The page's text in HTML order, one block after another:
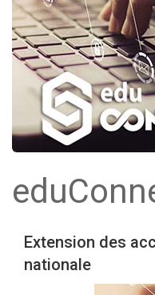
Extension des
nationale